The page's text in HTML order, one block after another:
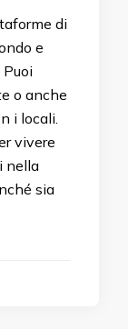
di
e
o anche
i locali.
vivere
nella
sia